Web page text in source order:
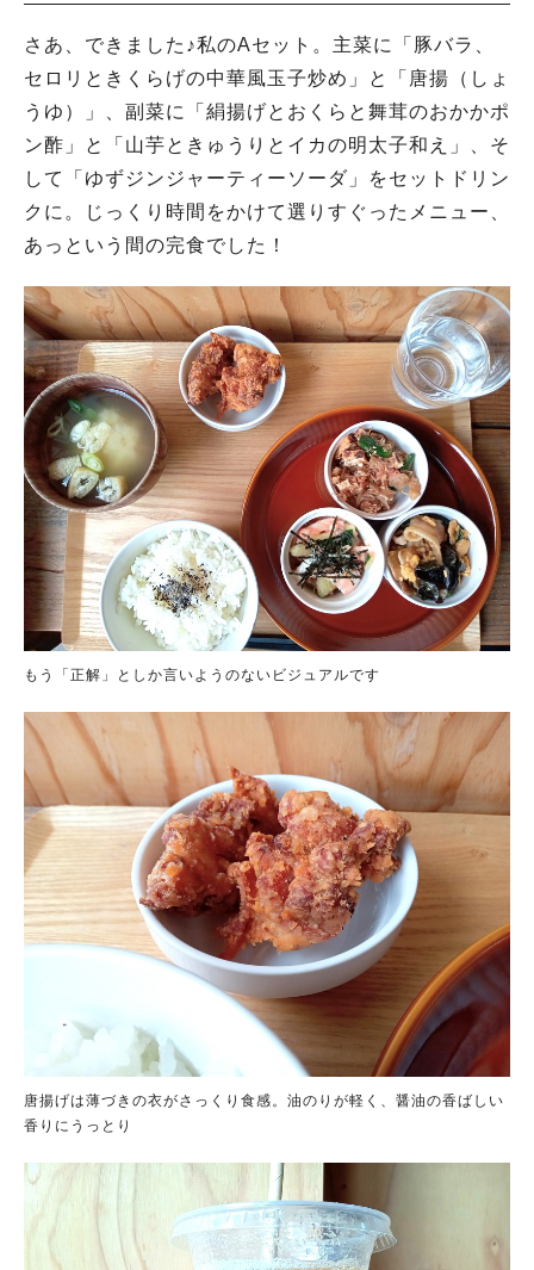
さあ、できました♪私のAセット。主菜に「豚バラ、
セロリときくらげの中華風玉子炒め」と「唐揚（しょ
うゆ）」、副菜に「絹揚げとおくらと舞茸のおかかポ
ン酢」と「山芋ときゅうりとイカの明太子和え」、そ
して「ゆずジンジャーティーソーダ」をセットドリン
クに。じっくり時間をかけて選りすぐったメニュー、
あっという間の完食でした！
もう「正解」としか言いようのないビジュアルです
唐揚げは薄づきの衣がさっくり食感。油のりが軽く、醤油の香ばしい
香りにうっとり